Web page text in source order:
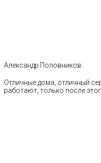
Александр Половников:
Отличные дома, отличный
работают, только после